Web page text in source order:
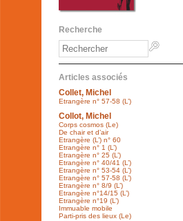
Recherche
Articles associés
Collet, Michel
Etrangère n° 57-58 (L’)
Collot, Michel
Corps cosmos (Le)
De chair et d’air
Etrangère (L’) n° 60
Etrangère n° 1 (L’)
Etrangère n° 25 (L’)
Etrangère n° 40/41 (L’)
Etrangère n° 53-54 (L’)
Etrangère n° 57-58 (L’)
Etrangère n° 8/9 (L’)
Etrangère n°14/15 (L’)
Etrangère n°19 (L’)
Immuable mobile
Parti-pris des lieux (Le)